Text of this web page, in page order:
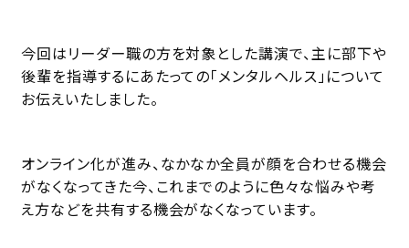
今回はリーダー職の方を対象とした講演で、主に部下や
後輩を指導するにあたっての「メンタルヘルス」について
お伝えいたしました。
オンライン化が進み、なかなか全員が顔を合わせる機会
がなくなってきた今、これまでのように色々な悩みや考
え方などを共有する機会がなくなっています。